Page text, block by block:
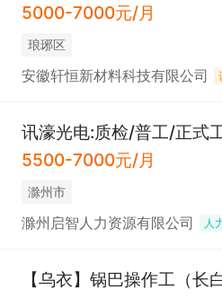
5000-7000元/月
琅琊区
安徽轩恒新材料科技有限公司
讯濠光电:质检/普工/正式
5500-7000元/月
滁州市
滁州启智人力资源有限公司 人
【乌衣】锅巴操作工（长